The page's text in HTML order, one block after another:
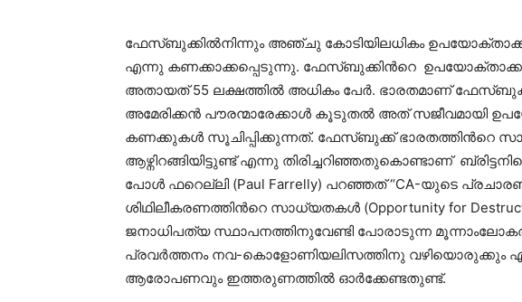
ഫേസ്ബുക്കില്‍നിന്നും അഞ്ചു കോടിയിലധികം
എന്നു കണക്കാക്കപ്പെടുന്നു. ഫേസ്ബുക്കിന്‍റെ
അതായത്‌ 55 ലക്ഷത്തില്‍ അധികം പേർ. ഭാരതമാണ്‌
അമേരിക്കൻ പൗരന്മാരേക്കാൾ കൂടുതൽ അത് സജീവമായി
കണക്കുകള്‍ സൂചിപ്പിക്കുന്നത്. ഫേസ്ബുക്ക്‌ ഭാരതത്തിന്‍റെ
ആഴ്നിറങ്ങിയിട്ടുണ്ട് എന്നു തിരിച്ചറിഞ്ഞതുകൊണ്ടാണ്
പോൾ ഫറെല്ലി (Paul Farrelly) പറഞ്ഞത് “CA-യുടെ
ശിഥിലീകരണത്തിന്‍റെ സാധ്യതകൾ (Opportunity for
ജനാധിപത്യ സ്ഥാപനത്തിനുവേണ്ടി പോരാടുന്ന
പ്രവര്‍ത്തനം നവ-കൊളോണിയലിസത്തിനു വഴിയൊരുക്കും
ആരോപണവും ഇത്തരുണത്തിൽ ഓര്‍ക്കേണ്ടതുണ്ട്.